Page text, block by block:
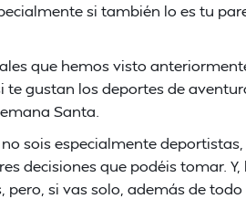
si también lo es tu
que hemos visto
te gustan los deportes de
Santa.
sois especialmente
decisiones que podéis tomar.
pero, si vas solo, además de